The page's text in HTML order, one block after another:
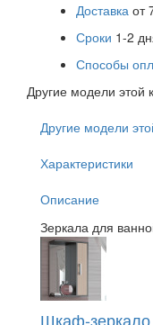
Доставка от
Сроки 1-2
Способы
Другие модели этой
Другие модели
Характеристики
Описание
Зеркала для
Шкаф-зеркало